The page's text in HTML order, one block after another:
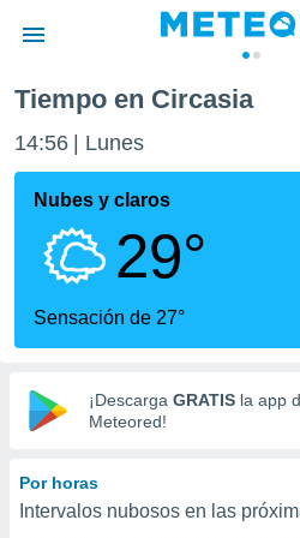
de
ha
calidad.
a este
las
y
digital
basada
Tiempo en Circasia
14:56 Lunes
Nubes y claros
29°
Sensación de 27°
¡Descarga GRATIS la app
Meteored!
Por horas
Intervalos nubosos en las